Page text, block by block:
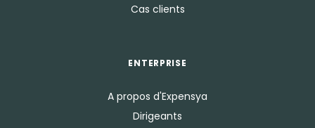
Cas clients
ENTERPRISE
A propos d'Expensya
Dirigeants